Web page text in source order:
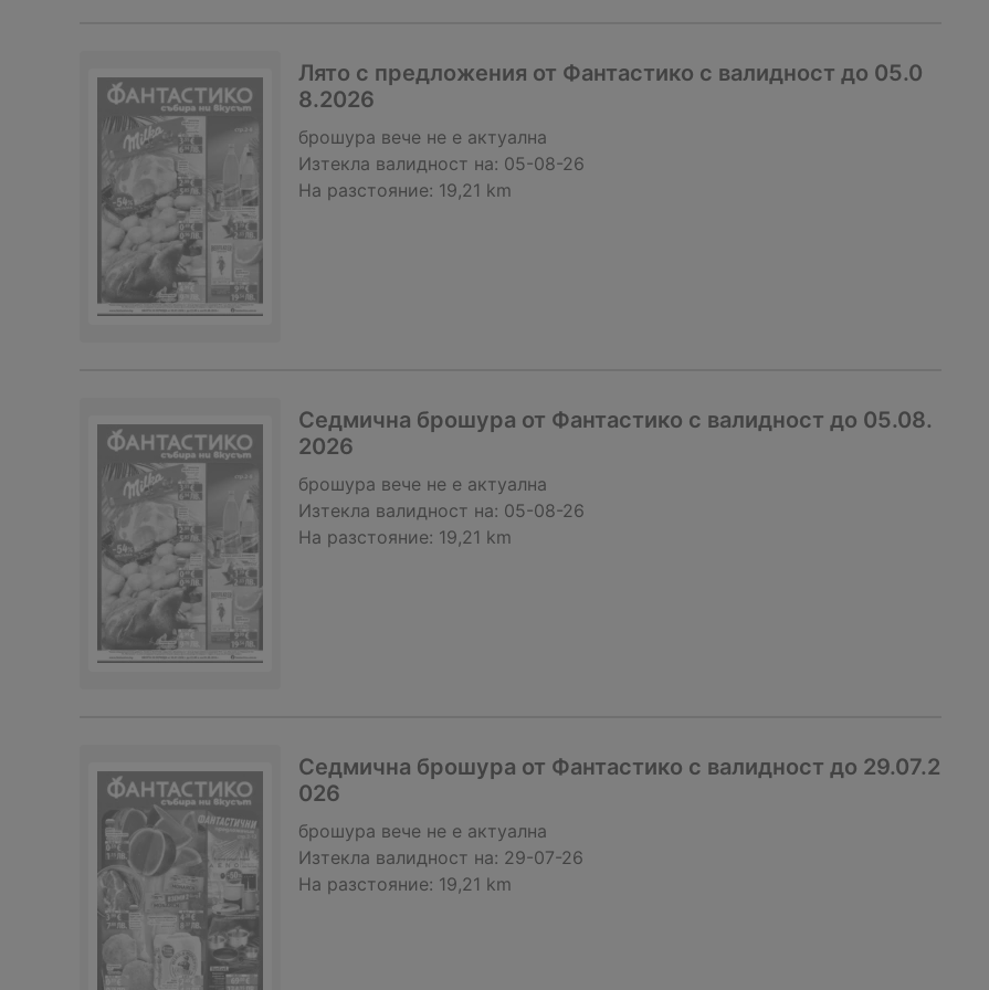
Лято с предложения от Фантастико с валидност до 05.0
8.2026
брошура вече не е актуална
Изтекла валидност на: 05-08-26
На разстояние: 19,21 km
Седмична брошура от Фантастико с валидност до 05.08.
2026
брошура вече не е актуална
Изтекла валидност на: 05-08-26
На разстояние: 19,21 km
Седмична брошура от Фантастико с валидност до 29.07.2
026
брошура вече не е актуална
Изтекла валидност на: 29-07-26
На разстояние: 19,21 km